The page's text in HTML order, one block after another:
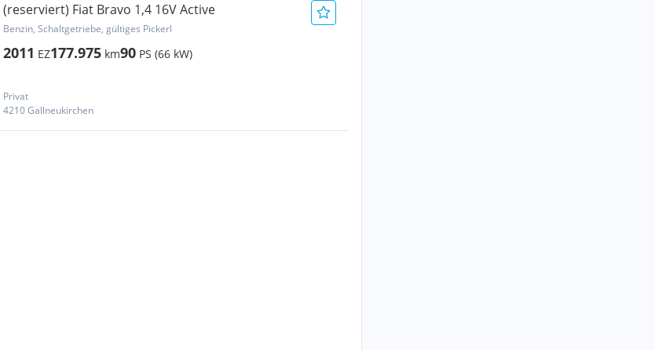
(reserviert) Fiat Bravo 1,4 16V Active
Benzin, Schaltgetriebe, gültiges Pickerl
2011 EZ177.975 km90 PS (66 kW)
Privat
4210 Gallneukirchen